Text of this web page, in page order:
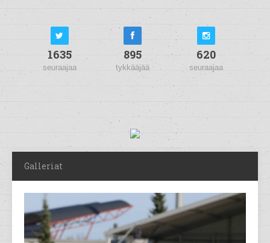
1635
seuraajaa
895
tykkääjää
620
seuraajaa
Galleriat